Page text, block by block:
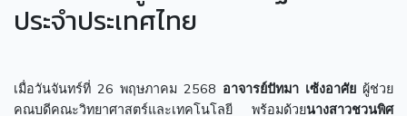
ประจำประเทศไทย
เมื่อวันจันทร์ที่ 26 พฤษภาคม 2568 อาจารย์ปัทมา เซ้งอาศัย ผู้ช่วย
คณบดีคณะวิทยาศาสตร์และเทคโนโลยี พร้อมด้วยนางสาวชวนพิศ